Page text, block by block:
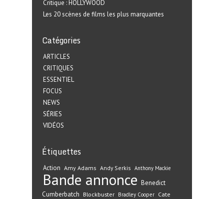
Critique : HOLLYWOOD
Les 20 scènes de films les plus marquantes
Catégories
ARTICLES
CRITIQUES
ESSENTIEL
FOCUS
NEWS
SÉRIES
VIDÉOS
Étiquettes
Action Amy Adams Andy Serkis Anthony Mackie
Bande annonce Benedict
Cumberbatch Blockbuster Bradley Cooper Cate